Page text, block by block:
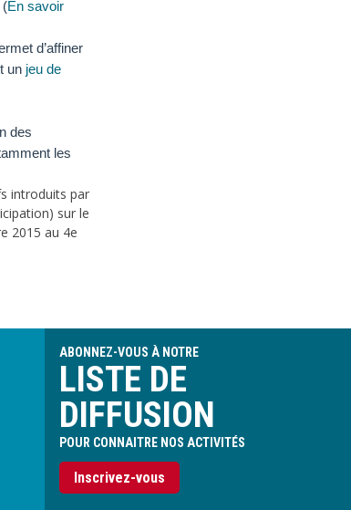
(En savoir
d’affiner
un jeu de
des
les
introduits par
sur le
2015 au 4e
ABONNEZ-VOUS À NOTRE
LISTE DE
DIFFUSION
POUR CONNAITRE NOS ACTIVITÉS
Inscrivez-vous